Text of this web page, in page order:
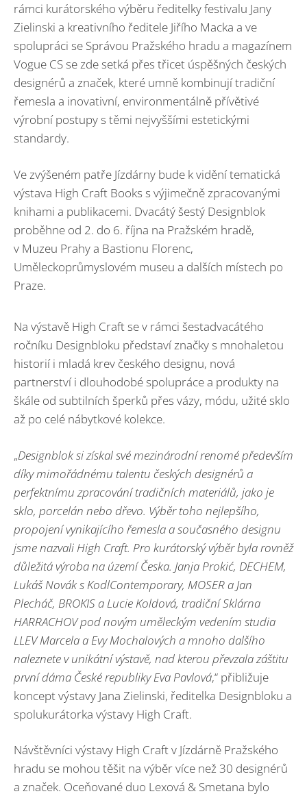
rámci kurátorského výběru ředitelky festivalu Jany
Zielinski a kreativního ředitele Jiřího Macka a ve
spolupráci se Správou Pražského hradu a magazínem
Vogue CS se zde setká přes třicet úspěšných českých
designérů a značek, které umně kombinují tradiční
řemesla a inovativní, environmentálně přívětivé
výrobní postupy s těmi nejvyššími estetickými
standardy.
Ve zvýšeném patře Jízdárny bude k vidění tematická
výstava High Craft Books s výjimečně zpracovanými
knihami a publikacemi. Dvacátý šestý Designblok
proběhne od 2. do 6. října na Pražském hradě,
v Muzeu Prahy a Bastionu Florenc,
Uměleckoprůmyslovém museu a dalších místech po
Praze.
Na výstavě High Craft se v rámci šestadvacátého
ročníku Designbloku představí značky s mnohaletou
historií i mladá krev českého designu, nová
partnerství i dlouhodobé spolupráce a produkty na
škále od subtilních šperků přes vázy, módu, užité sklo
až po celé nábytkové kolekce.
„Designblok si získal svémezinárodní renomépředevším
díky mimořádnému talentu českých designérů a
perfektnímu zpracování tradičních materiálů, jako je
sklo, porcelán nebo dřevo. Výběr toho nejlepšího,
propojení vynikajícího řemesla a současného designu
jsme nazvali High Craft. Pro kurátorský výběr byla rovněž
důležitá výroba na území Česka. Janja Prokić, DECHEM,
Lukáš Novák s KodlContemporary, MOSER a Jan
Plecháč, BROKIS a Lucie Koldová, tradičníSklárna
HARRACHOVpod novým uměleckým vedením studia
LLEVMarcela a Evy Mochalových a mnoho dalšího
naleznete v unikátní výstavě, nad kterou převzala záštitu
první dáma Českérepubliky Eva Pavlová,“ přibližuje
koncept výstavy Jana Zielinski, ředitelka Designbloku a
spolukurátorka výstavy High Craft.
Návštěvníci výstavy High Craft v Jízdárně Pražského
hradu se mohou těšit na výběr více než 30 designérů
a značek. Oceňované duo Lexová & Smetana bylo